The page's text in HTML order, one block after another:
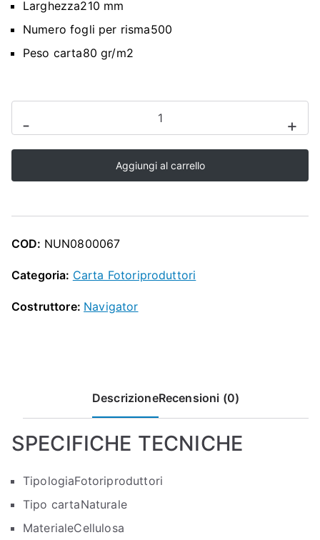
Larghezza210 mm
Numero fogli per risma500
Peso carta80 gr/m2
-
NAVIGATOR
UNIVERSAL
5
RISME
500
+
Aggiungi al carrello
COD: NUN0800067
Categoria: Carta Fotoriproduttori
Costruttore: Navigator
DescrizioneRecensioni (0)
SPECIFICHE TECNICHE
TipologiaFotoriproduttori
Tipo cartaNaturale
MaterialeCellulosa